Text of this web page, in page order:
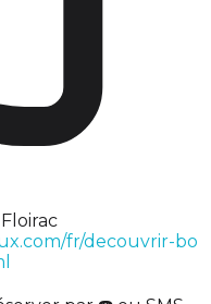
fr/decouvrir-bo